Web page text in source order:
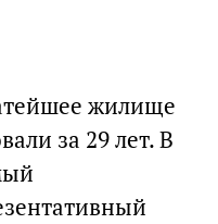
жилище
за 29 лет. В